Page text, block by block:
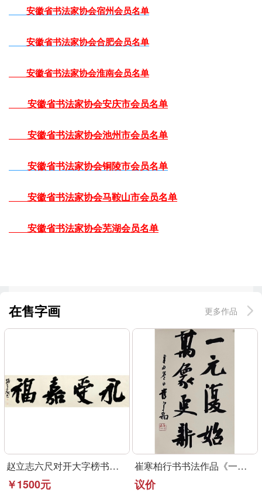
安徽省书法家协会宿州会员名单
安徽省书法家协会合肥会员名单
安徽省书法家协会淮南会员名单
安徽省书法家协会安庆市会员名单
安徽省书法家协会池州市会员名单
安徽省书法家协会铜陵市会员名单
安徽省书法家协会马鞍山市会员名单
安徽省书法家协会芜湖会员名单
在售字画 更多作品
赵立志六尺对开大字榜书作品《永受嘉福》
￥1500元
崔寒柏行书书法作品《一元复始》可定制
议价